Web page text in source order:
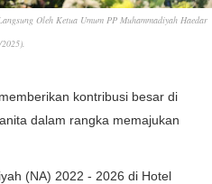
Oleh Ketua Umum PP Muhammadiyah Haedar
kontribusi besar di
dalam rangka memajukan
(NA) 2022 - 2026 di Hotel